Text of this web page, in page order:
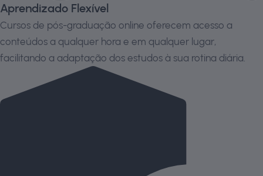
Aprendizado Flexível
Cursos de pós-graduação online oferecem acesso a
conteúdos a qualquer hora e em qualquer lugar,
facilitando a adaptação dos estudos à sua rotina diária.